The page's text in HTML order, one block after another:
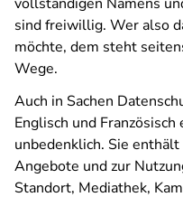
sind freiwillig. Wer also
möchte, dem steht
Wege.
Auch in Sachen
Englisch und
unbedenklich. Sie
Angebote und zur
Standort, Mediathek,